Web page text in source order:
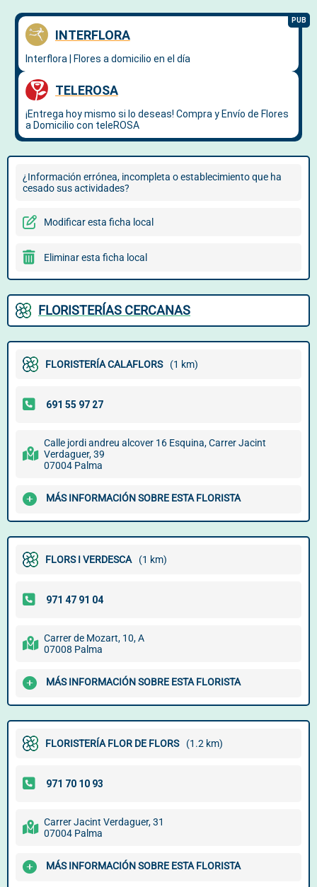
¿Información errónea, incompleta o establecimiento que ha
cesado sus actividades?
Modificar esta ficha local
Eliminar esta ficha local
FLORISTERÍAS CERCANAS
FLORISTERÍA CALAFLORS (1 km)
Calle jordi andreu alcover 16 Esquina, Carrer Jacint
Verdaguer, 39
07004 Palma
MÁS INFORMACIÓN SOBRE ESTA FLORISTA
FLORS I VERDESCA (1 km)
Carrer de Mozart, 10, A
07008 Palma
MÁS INFORMACIÓN SOBRE ESTA FLORISTA
FLORISTERÍA FLOR DE FLORS (1.2 km)
Carrer Jacint Verdaguer, 31
07004 Palma
MÁS INFORMACIÓN SOBRE ESTA FLORISTA